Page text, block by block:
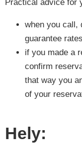
Practical advice for
when you call,
guarantee
if you made a
confirm
that way you
of your
Hely: